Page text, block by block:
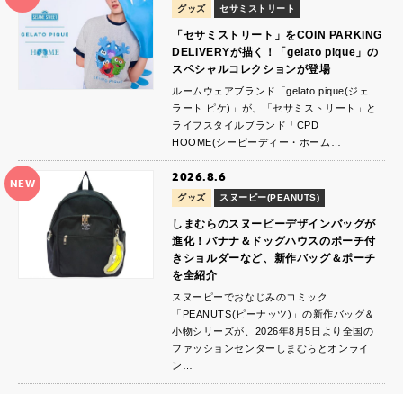
グッズ セサミストリート
「セサミストリート」をCOIN PARKING
DELIVERYが描く！「gelato pique」の
スペシャルコレクションが登場
ルームウェアブランド「gelato pique(ジェ
ラート ピケ)」が、「セサミストリート」と
ライフスタイルブランド「CPD
HOOME(シーピーディー・ホーム…
NEW 2026.8.6
グッズ スヌーピー(PEANUTS)
しまむらのスヌーピーデザインバッグが
進化！バナナ＆ドッグハウスのポーチ付
きショルダーなど、新作バッグ＆ポーチ
を全紹介
スヌーピーでおなじみのコミック
「PEANUTS(ピーナッツ)」の新作バッグ＆
小物シリーズが、2026年8月5日より全国の
ファッションセンターしまむらとオンライ
ン…